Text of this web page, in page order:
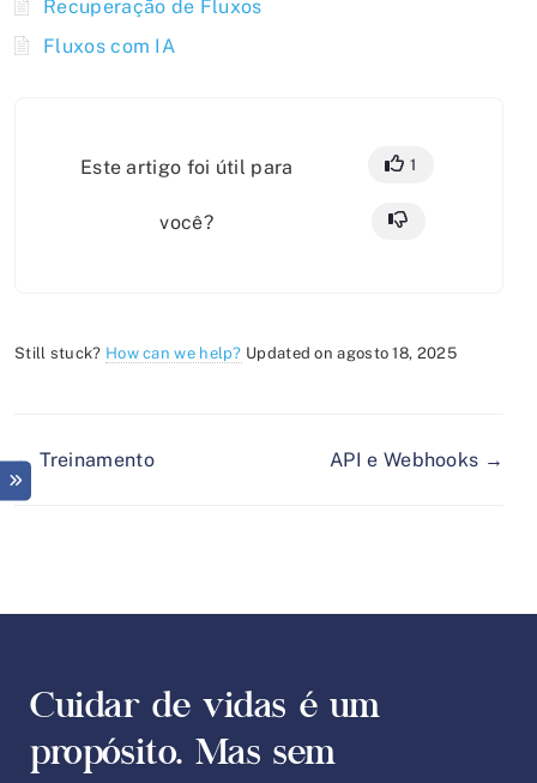
Recuperação de Fluxos
Fluxos com IA
Este artigo foi útil para
você?
1
Still stuck? How can we help? Updated on agosto 18, 2025
← Treinamento API e Webhooks →
Cuidar de vidas é um
propósito. Mas sem